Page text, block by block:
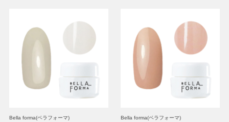
Bella forma(ベラフォーマ) Bella forma(ベラフォーマ)